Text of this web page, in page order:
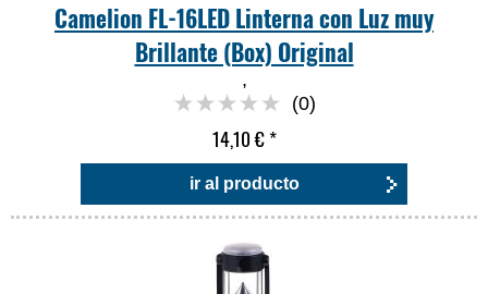
Camelion FL-16LED Linterna con Luz muy
Brillante (Box) Original
,
(0)
14,10 €*
ir al producto